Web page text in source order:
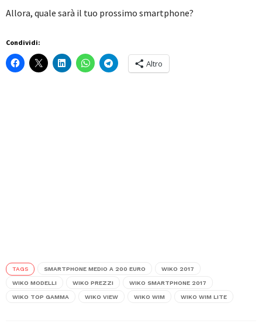
Allora, quale sarà il tuo prossimo smartphone?
Condividi:
Altro
TAGS SMARTPHONE MEDIO A 200 EURO WIKO 2017
WIKO MODELLI WIKO PREZZI WIKO SMARTPHONE 2017
WIKO TOP GAMMA WIKO VIEW WIKO WIM WIKO WIM LITE